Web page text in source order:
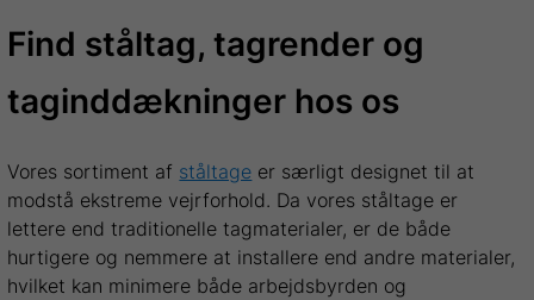
Find ståltag, tagrender og
taginddækninger hos os
Vores sortiment af ståltage er særligt designet til at
modstå ekstreme vejrforhold. Da vores ståltage er
lettere end traditionelle tagmaterialer, er de både
hurtigere og nemmere at installere end andre materialer,
hvilket kan minimere både arbejdsbyrden og